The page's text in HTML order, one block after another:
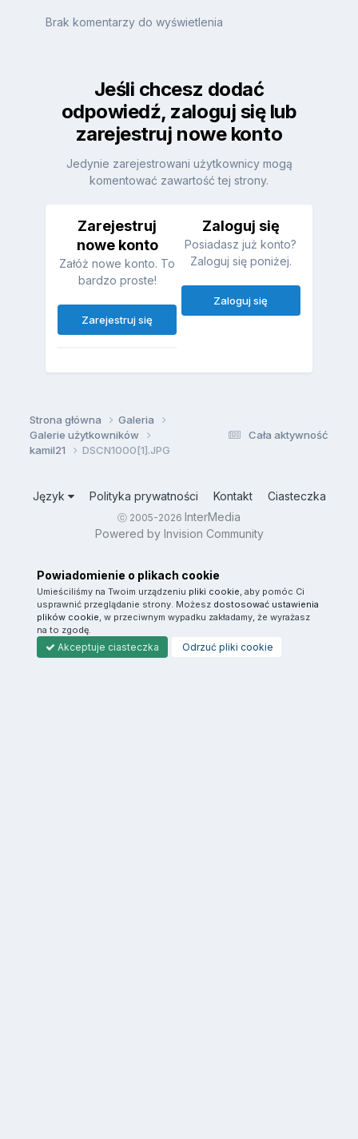
Brak komentarzy do wyświetlenia
Jeśli chcesz dodać
odpowiedź, zaloguj się lub
zarejestruj nowe konto
Jedynie zarejestrowani użytkownicy mogą
komentować zawartość tej strony.
Zarejestruj
nowe konto
Załóż nowe konto. To
bardzo proste!
Zarejestruj się
Zaloguj się
Posiadasz już konto?
Zaloguj się poniżej.
Zaloguj się
Cała aktywność
Strona główna
Galeria
Galerie użytkowników
kamil21
DSCN1000[1].JPG
Język Polityka prywatności Kontakt Ciasteczka
ⓒ 2005-2026 InterMedia
Powered by Invision Community
Powiadomienie o plikach cookie
Umieściliśmy na Twoim urządzeniu pliki cookie , aby pomóc Ci
usprawnić przeglądanie strony. Możesz dostosować ustawienia
plików cookie , w przeciwnym wypadku zakładamy, że wyrażasz
na to zgodę.
Akceptuje ciasteczka Odrzuć pliki cookie